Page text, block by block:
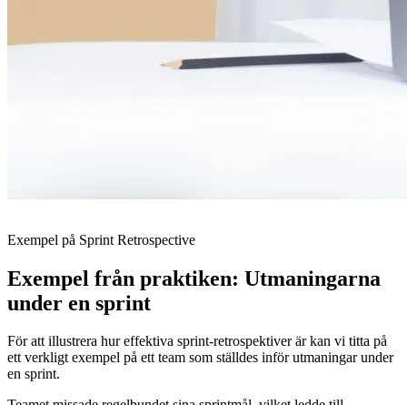
Exempel på Sprint Retrospective
Exempel från praktiken: Utmaningarna
under en sprint
För att illustrera hur effektiva sprint-retrospektiver är kan vi titta på
ett verkligt exempel på ett team som ställdes inför utmaningar under
en sprint.